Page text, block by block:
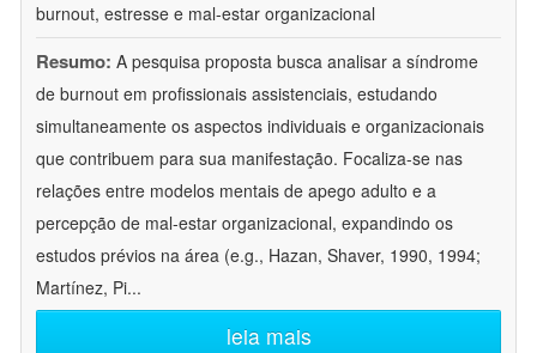
burnout, estresse e mal-estar organizacional
Resumo: A pesquisa proposta busca analisar a síndrome
de burnout em profissionais assistenciais, estudando
simultaneamente os aspectos individuais e organizacionais
que contribuem para sua manifestação. Focaliza-se nas
relações entre modelos mentais de apego adulto e a
percepção de mal-estar organizacional, expandindo os
estudos prévios na área (e.g., Hazan, Shaver, 1990, 1994;
Martínez, Pi...
leia mais